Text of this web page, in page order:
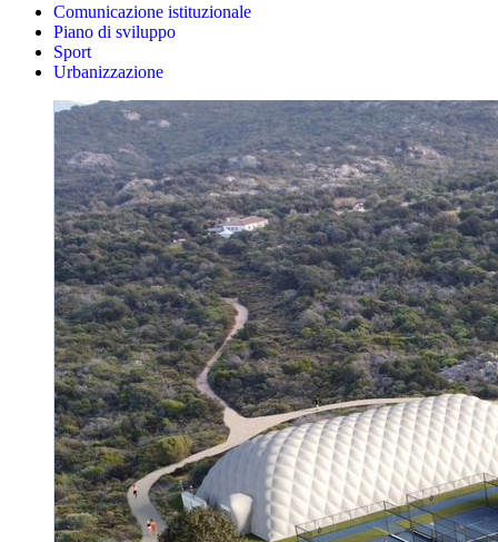
Comunicazione istituzionale
Piano di sviluppo
Sport
Urbanizzazione